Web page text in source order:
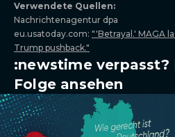
Verwendete Quellen:
Nachrichtenagentur dpa
eu.usatoday.com: "'Betrayal.' MAGA
Trump pushback."
:newstime
Folge ansehen